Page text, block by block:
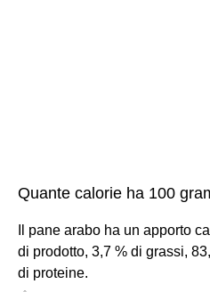
Quante calorie ha 100
Il pane arabo ha un apporto
di prodotto, 3,7 % di grassi,
di proteine.